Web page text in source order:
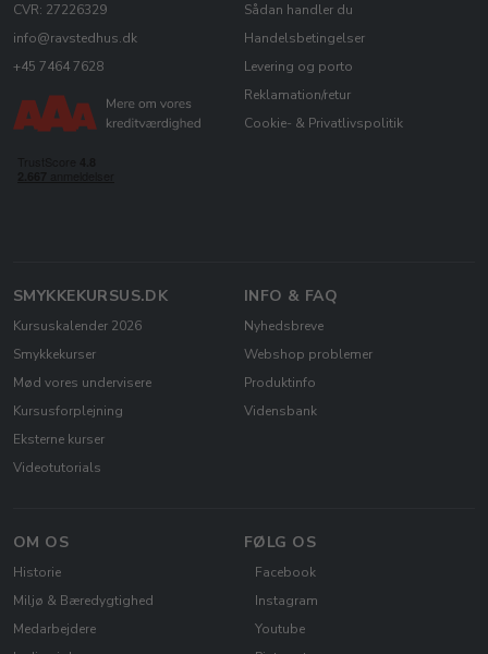
CVR: 27226329
info@ravstedhus.dk
+45 7464 7628
Sådan handler du
Handelsbetingelser
Levering og porto
Reklamation/retur
Cookie- & Privatlivspolitik
SMYKKEKURSUS.DK
Kursuskalender 2026
Smykkekurser
Mød vores undervisere
Kursusforplejning
Eksterne kurser
Videotutorials
INFO & FAQ
Nyhedsbreve
Webshop problemer
Produktinfo
Vidensbank
OM OS
Historie
Miljø & Bæredygtighed
Medarbejdere
FØLG OS
Facebook
Instagram
Youtube